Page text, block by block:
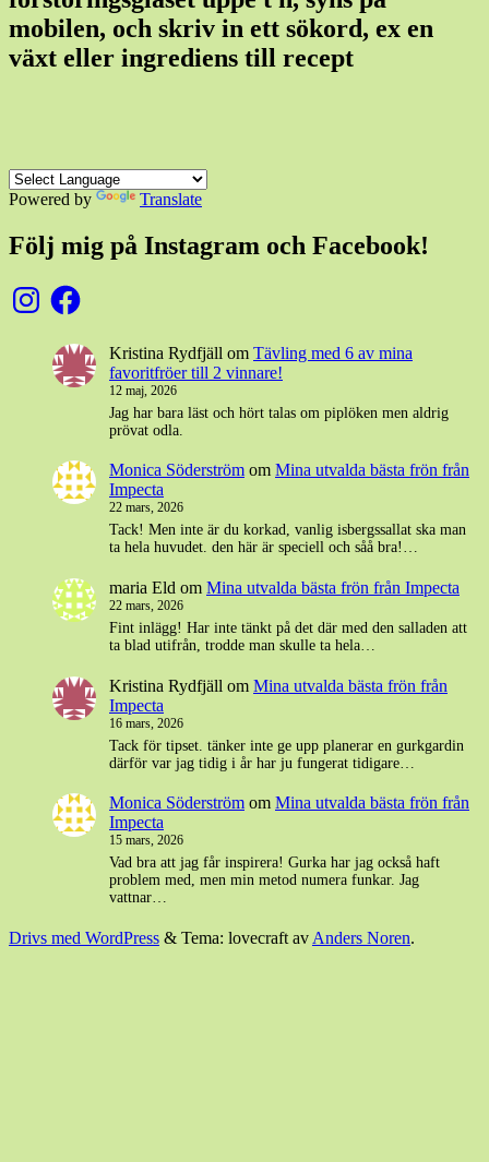
mobilen, och skriv in ett sökord, ex en
växt eller ingrediens till recept
Powered by Translate
Följ mig på Instagram och Facebook!
InstagramFacebook
Kristina Rydfjäll om Tävling med 6 av mina
favoritfröer till 2 vinnare!
12 maj, 2026
Jag har bara läst och hört talas om piplöken men aldrig
prövat odla.
Monica Söderström om Mina utvalda bästa frön från
Impecta
22 mars, 2026
Tack! Men inte är du korkad, vanlig isbergssallat ska man
ta hela huvudet. den här är speciell och såå bra!…
maria Eld om Mina utvalda bästa frön från Impecta
22 mars, 2026
Fint inlägg! Har inte tänkt på det där med den salladen att
ta blad utifrån, trodde man skulle ta hela…
Kristina Rydfjäll om Mina utvalda bästa frön från
Impecta
16 mars, 2026
Tack för tipset. tänker inte ge upp planerar en gurkgardin
därför var jag tidig i år har ju fungerat tidigare…
Monica Söderström om Mina utvalda bästa frön från
Impecta
15 mars, 2026
Vad bra att jag får inspirera! Gurka har jag också haft
problem med, men min metod numera funkar. Jag
vattnar…
Drivs med WordPress & Tema: lovecraft av Anders Noren.